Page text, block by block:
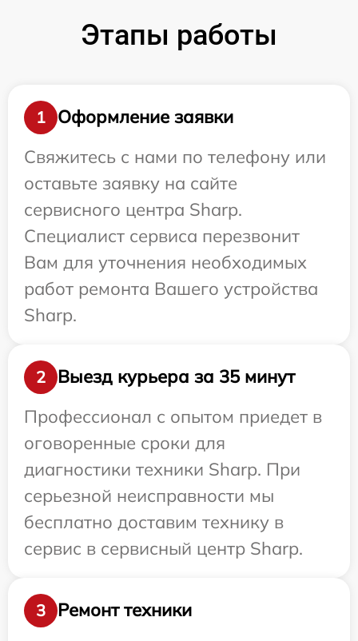
Этапы работы
1
Оформление заявки
Свяжитесь с нами по телефону или
оставьте заявку на сайте
сервисного центра Sharp.
Специалист сервиса перезвонит
Вам для уточнения необходимых
работ ремонта Вашего устройства
Sharp.
2
Выезд курьера за 35 минут
Профессионал с опытом приедет в
оговоренные сроки для
диагностики техники Sharp. При
серьезной неисправности мы
бесплатно доставим технику в
сервис в сервисный центр Sharp.
3
Ремонт техники